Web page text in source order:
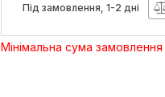
Під замовлення, 1-2 дні
Мінімальна сума